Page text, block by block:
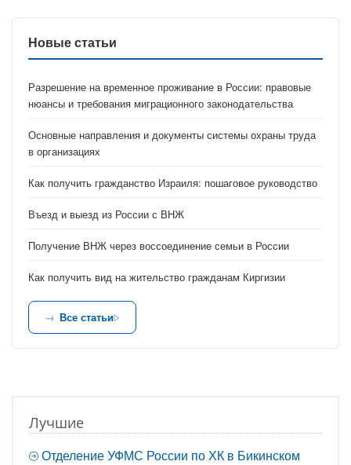
Новые статьи
Разрешение на временное проживание в России: правовые
нюансы и требования миграционного законодательства
Основные направления и документы системы охраны труда
в организациях
Как получить гражданство Израиля: пошаговое руководство
Въезд и выезд из России с ВНЖ
Получение ВНЖ через воссоединение семьи в России
Как получить вид на жительство гражданам Киргизии
Все статьи
Лучшие
Отделение УФМС России по ХК в Бикинском